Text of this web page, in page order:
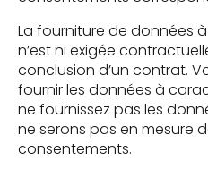
La fourniture de données
n’est ni exigée
conclusion d’un contrat.
fournir les données à
ne fournissez pas les
ne serons pas en mesure
consentements.